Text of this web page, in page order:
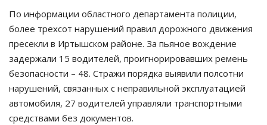
Язык
Қазақша Русский
По информации областного департамента полиции,
более трехсот нарушений правил дорожного движения
пресекли в Иртышском районе. За пьяное вождение
задержали 15 водителей, проигнорировавших ремень
безопасности – 48. Стражи порядка выявили полсотни
нарушений, связанных с неправильной эксплуатацией
автомобиля, 27 водителей управляли транспортными
средствами без документов.